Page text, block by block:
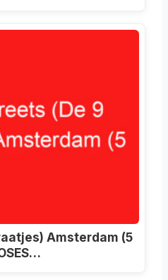
Amsterdam (5